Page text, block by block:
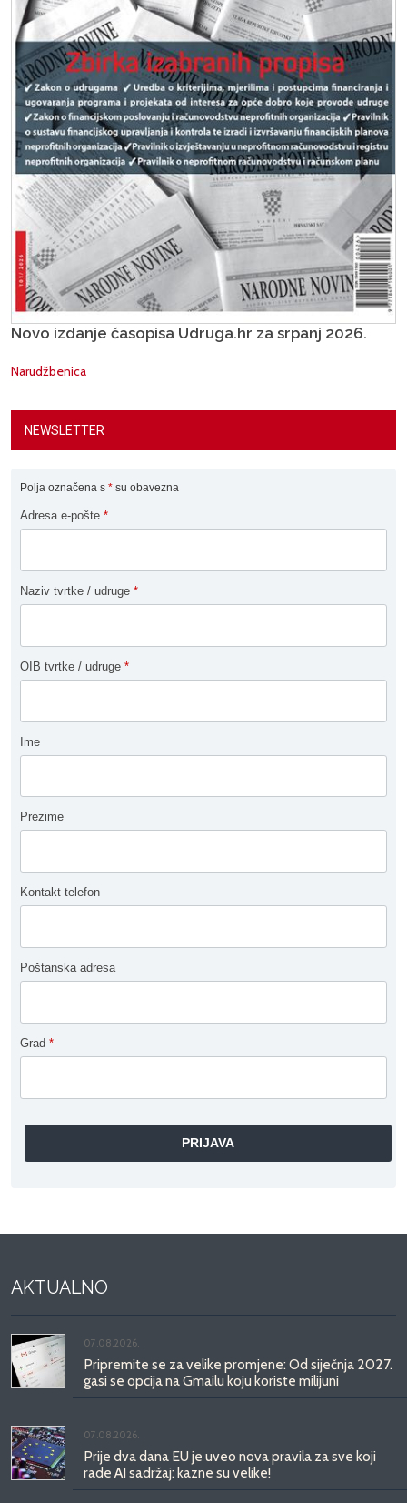
Novo izdanje časopisa Udruga.hr za srpanj 2026.
Narudžbenica
NEWSLETTER
Polja označena s * su obavezna
Adresa e-pošte *
Naziv tvrtke / udruge *
OIB tvrtke / udruge *
Ime
Prezime
Kontakt telefon
Poštanska adresa
Grad *
AKTUALNO
07.08.2026.
Pripremite se za velike promjene: Od siječnja 2027.
gasi se opcija na Gmailu koju koriste milijuni
07.08.2026.
Prije dva dana EU je uveo nova pravila za sve koji
rade AI sadržaj: kazne su velike!